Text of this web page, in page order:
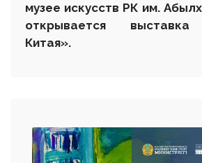
музее искусств РК им.
открывается
Китая».